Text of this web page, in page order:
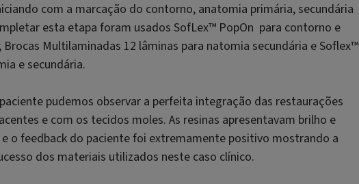
com a marcação do contorno, anatomia primária, secundária
esta etapa foram usados SofLex™ PopOn para contorno e
Multilaminadas 12 lâminas para natomia secundária e Soflex™
e secundária.
pudemos observar a perfeita integração das restaurações
e com os tecidos moles. As resinas apresentavam brilho e
o feedback do paciente foi extremamente positivo mostrando a
dos materiais utilizados neste caso clínico.